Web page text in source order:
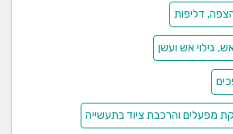
דליפות
גילוי אש ועשן
מפעלים והרכבת ציוד בתעשייה